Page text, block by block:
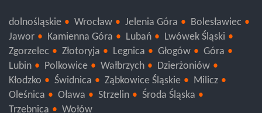
dolnośląskie Wrocław Jelenia Góra
Bolesławiec
Jawor
Kamienna Góra Lubań
Lwówek Śląski
Zgorzelec
Złotoryja Legnica Głogów
Góra
Lubin
Polkowice Wałbrzych
Dzierżoniów
Kłodzko
Świdnica Ząbkowice Śląskie
Milicz
Oleśnica
Oława Strzelin
Środa Śląska
Trzebnica
Wołów